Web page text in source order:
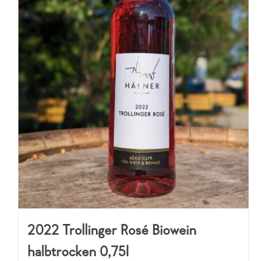
2022 Trollinger Rosé Biowein
halbtrocken 0,75l